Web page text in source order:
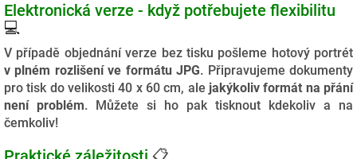
Elektronická verze - když potřebujete flexibilitu
💻
V případě objednání verze bez tisku pošleme hotový portrét
v plném rozlišení ve formátu JPG. Připravujeme dokumenty
pro tisk do velikosti 40 x 60 cm, ale jakýkoliv formát na přání
není problém. Můžete si ho pak tisknout kdekoliv a na
čemkoliv!